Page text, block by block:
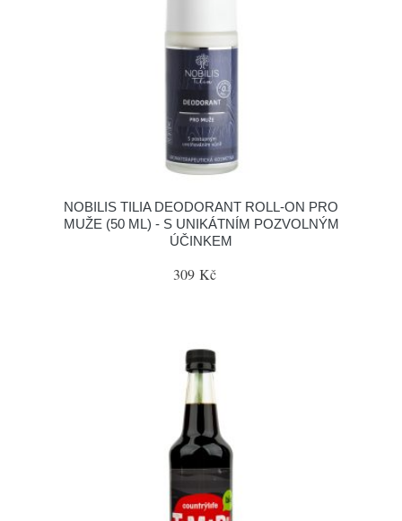
NOBILIS TILIA DEODORANT ROLL-ON PRO
MUŽE (50 ML) - S UNIKÁTNÍM POZVOLNÝM
ÚČINKEM
309 Kč